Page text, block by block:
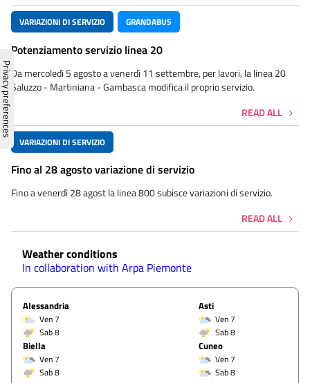
VARIAZIONI DI SERVIZIO GRANDABUS
Potenziamento servizio linea 20
Da mercoledì 5 agosto a venerdì 11 settembre, per lavori, la linea 20
Saluzzo - Martiniana - Gambasca modifica il proprio servizio.
READ ALL
VARIAZIONI DI SERVIZIO
Fino al 28 agosto variazione di servizio
Fino a venerdì 28 agost la linea 800 subisce variazioni di servizio.
READ ALL
Weather conditions
In collaboration with Arpa Piemonte
Alessandria
Ven 7
Sab 8
Asti
Ven 7
Sab 8
Biella
Ven 7
Sab 8
Cuneo
Ven 7
Sab 8